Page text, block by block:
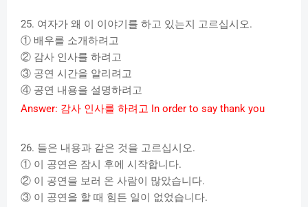
25. 여자가 왜 이 이야기를 하고 있는지 고르십시오.
① 배우를 소개하려고
② 감사 인사를 하려고
③ 공연 시간을 알리려고
④ 공연 내용을 설명하려고
Answer: 감사 인사를 하려고 In order to say thank you
26. 들은 내용과 같은 것을 고르십시오.
① 이 공연은 잠시 후에 시작합니다.
② 이 공연을 보러 온 사람이 많았습니다.
③ 이 공연을 할 때 힘든 일이 없었습니다.